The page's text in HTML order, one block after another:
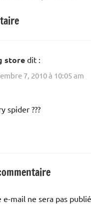
storedit :
7, 2010 à 10:05 am
spider ???
e-mail ne sera pas